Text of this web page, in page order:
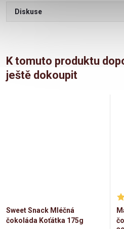
Diskuse
K tomuto produktu
ještě dokoupit
Sweet Snack Mléčná
čokoláda Koťátka 175g